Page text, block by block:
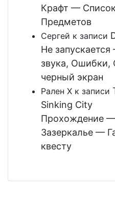
Крафт — Список
Предметов
Сергей к записи
Не
звука, Ошибки,
черный экран
Рален Х к записи
Sinking City
Прохождение —
Зазеркалье —
квесту